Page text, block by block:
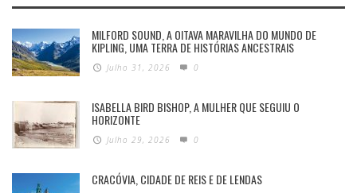
MILFORD SOUND, A OITAVA MARAVILHA DO MUNDO DE
KIPLING, UMA TERRA DE HISTÓRIAS ANCESTRAIS
Julho 31, 2026 0
ISABELLA BIRD BISHOP, A MULHER QUE SEGUIU O
HORIZONTE
Julho 29, 2026 0
CRACÓVIA, CIDADE DE REIS E DE LENDAS